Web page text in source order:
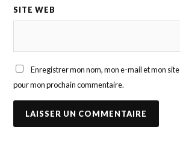
SITE WEB
Enregistrer mon nom, mon e-mail et mon
pour mon prochain commentaire.